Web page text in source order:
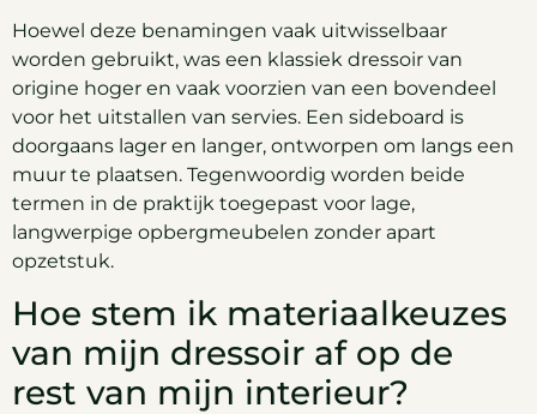
Hoewel deze benamingen vaak uitwisselbaar
worden gebruikt, was een klassiek dressoir van
origine hoger en vaak voorzien van een bovendeel
voor het uitstallen van servies. Een sideboard is
doorgaans lager en langer, ontworpen om langs een
muur te plaatsen. Tegenwoordig worden beide
termen in de praktijk toegepast voor lage,
langwerpige opbergmeubelen zonder apart
opzetstuk.
Hoe stem ik materiaalkeuzes
van mijn dressoir af op de
rest van mijn interieur?